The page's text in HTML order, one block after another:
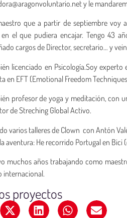
y le
que a partir de septiembre voy
el que pudiera encajar. Tengo 43
cargos de Director, secretario… y
licenciado en Psicología.Soy experto
en EFT (Emotional Freedom
profesor de yoga y meditación, con
de Streching Global Activo.
varios talleres de Clown con Antón
aventura: He recorrido Portugal en
muchos años trabajando como
internacional.
proyectos